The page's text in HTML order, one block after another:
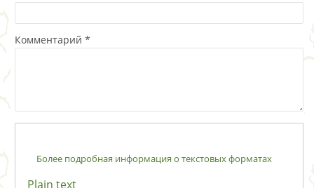
Комментарий *
Более подробная информация о текстовых форматах
Plain text